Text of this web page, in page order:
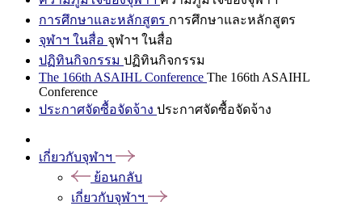
การศึกษาและหลักสูตร การศึกษาและหลักสูตร
จุฬาฯ ในสื่อ จุฬาฯ ในสื่อ
ปฏิทินกิจกรรม ปฏิทินกิจกรรม
The 166th ASAIHL Conference The 166th ASAIHL
Conference
ประกาศจัดซื้อจัดจ้าง ประกาศจัดซื้อจัดจ้าง
เกี่ยวกับจุฬาฯ
ย้อนกลับ
เกี่ยวกับจุฬาฯ